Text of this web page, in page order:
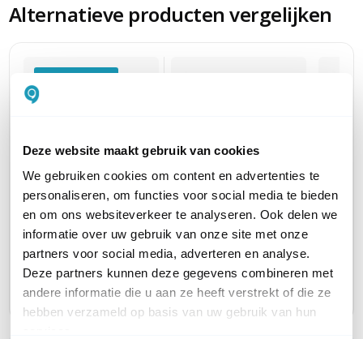
Deze website maakt gebruik van cookies
We gebruiken cookies om content en advertenties te
personaliseren, om functies voor social media te bieden
en om ons websiteverkeer te analyseren. Ook delen we
informatie over uw gebruik van onze site met onze
partners voor social media, adverteren en analyse.
Deze partners kunnen deze gegevens combineren met
andere informatie die u aan ze heeft verstrekt of die ze
hebben verzameld op basis van uw gebruik van hun
Alternatieve producten vergelijken
Huidig product
Zyxel Nebula Plus
Cloudlicentie
Licentie voor 2 jaar
27,30 excl. btw
33,03 incl. btw
Zyxel Nebula Plus
Cloudlicentie
Licentie voor 1 maand
2,10 excl. btw
2,54 incl. btw
Zyxel
66,32